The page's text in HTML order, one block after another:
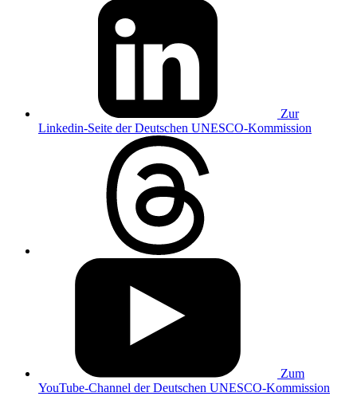
Zur
Linkedin-Seite der Deutschen UNESCO-Kommission
Zum
YouTube-Channel der Deutschen UNESCO-Kommission